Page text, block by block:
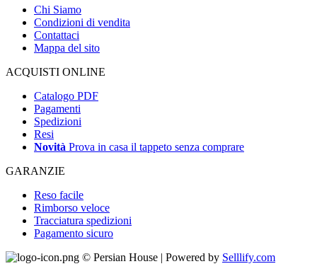
Chi Siamo
Condizioni di vendita
Contattaci
Mappa del sito
ACQUISTI ONLINE
Catalogo PDF
Pagamenti
Spedizioni
Resi
Novità Prova in casa il tappeto senza comprare
GARANZIE
Reso facile
Rimborso veloce
Tracciatura spedizioni
Pagamento sicuro
© Persian House | Powered by Selllify.com